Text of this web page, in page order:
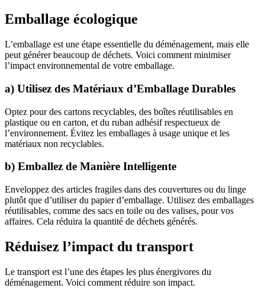
Emballage écologique
L’emballage est une étape essentielle du déménagement, mais elle
peut générer beaucoup de déchets. Voici comment minimiser
l’impact environnemental de votre emballage.
a) Utilisez des Matériaux d’Emballage Durables
Optez pour des cartons recyclables, des boîtes réutilisables en
plastique ou en carton, et du ruban adhésif respectueux de
l’environnement. Évitez les emballages à usage unique et les
matériaux non recyclables.
b) Emballez de Manière Intelligente
Enveloppez des articles fragiles dans des couvertures ou du linge
plutôt que d’utiliser du papier d’emballage. Utilisez des emballages
réutilisables, comme des sacs en toile ou des valises, pour vos
affaires. Cela réduira la quantité de déchets générés.
Réduisez l’impact du transport
Le transport est l’une des étapes les plus énergivores du
déménagement. Voici comment réduire son impact.